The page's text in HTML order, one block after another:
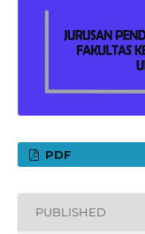
PDF
PUBLISHED